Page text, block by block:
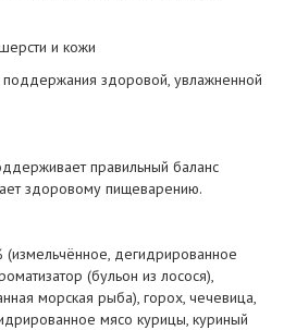
и кожи
здоровой, увлажненной
правильный баланс
здоровому пищеварению.
дегидрированное
(бульон из лосося),
морская рыба), горох, чечевица,
мясо курицы, куриный